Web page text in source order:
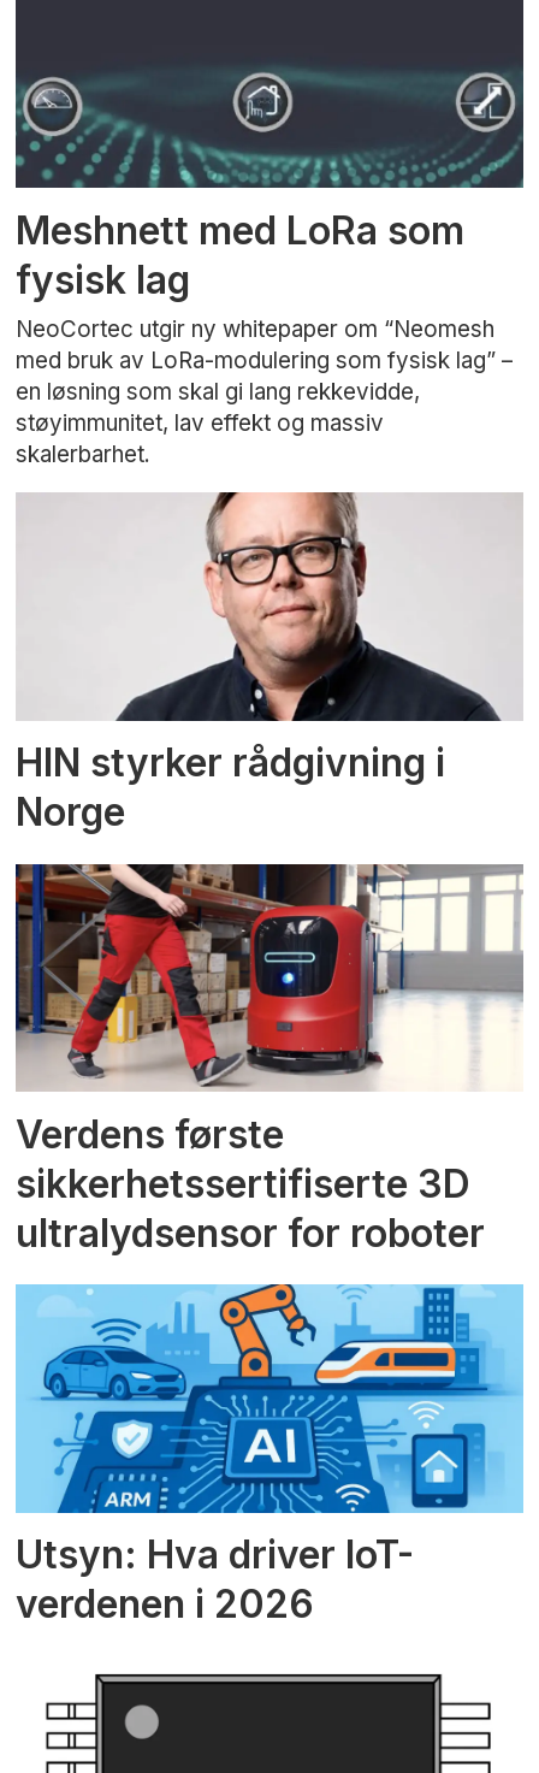
Meshnett med LoRa som
fysisk lag
NeoCortec utgir ny whitepaper om “Neomesh
med bruk av LoRa-modulering som fysisk lag” –
en løsning som skal gi lang rekkevidde,
støyimmunitet, lav effekt og massiv
skalerbarhet.
HIN styrker rådgivning i
Norge
Verdens første
sikkerhetssertifiserte 3D
ultralydsensor for roboter
Utsyn: Hva driver IoT-
verdenen i 2026